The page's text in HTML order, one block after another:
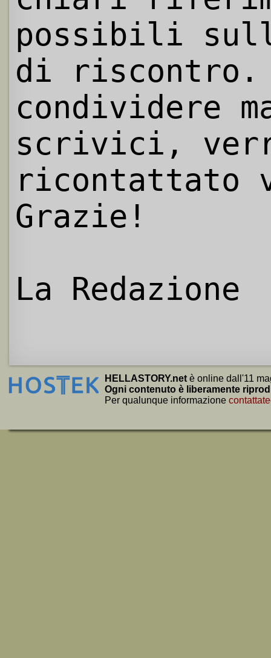
possibili
di riscontro.
condividere
scrivici,
ricontattato
Grazie!
La Redazione
HELLASTORY.net è online dall'11
Ogni contenuto è liberamente
Per qualunque informazione